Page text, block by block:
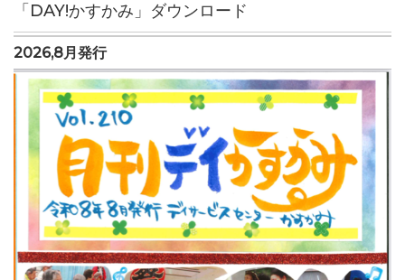
「DAY!かすかみ」ダウンロード
2026,8月発行